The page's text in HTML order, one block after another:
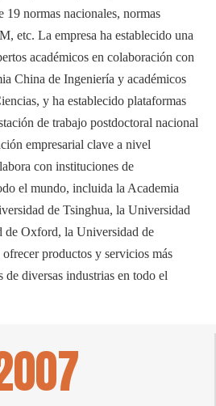
normas nacionales, normas
etc. La empresa ha establecido una
académicos en colaboración con
China de Ingeniería y académicos
y ha establecido plataformas
de trabajo postdoctoral nacional
empresarial clave a nivel
con instituciones de
el mundo, incluida la Academia
de Tsinghua, la Universidad
de Oxford, la Universidad de
productos y servicios más
de diversas industrias en todo el